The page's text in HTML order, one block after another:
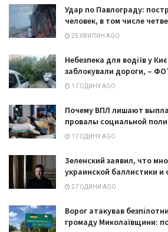
Удар по Павлограду:
человек, в том числе
25 ХВИЛИН AGO
Небезпека для водіїв у
заблокували дороги, –
1 ГОДИНУ AGO
Почему ВПЛ лишают
провалы социальной
1 ГОДИНУ AGO
Зеленский заявил, что
украинской баллистики и
2 ГОДИНИ AGO
Ворог атакував
громаду Миколаївщини: